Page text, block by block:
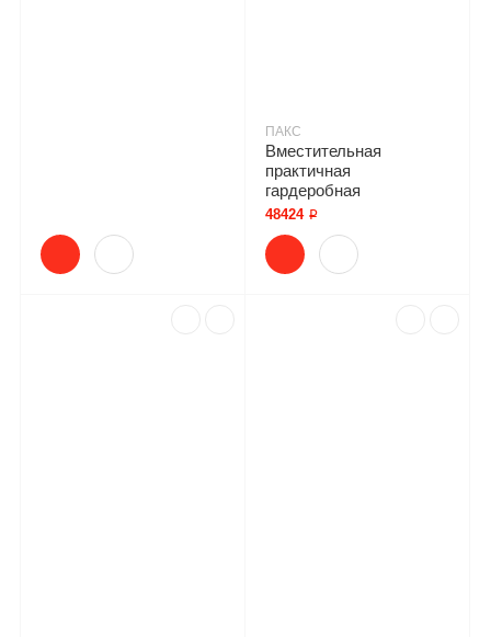
ПАКС
Вместительная
практичная
гардеробная
48424 ₽